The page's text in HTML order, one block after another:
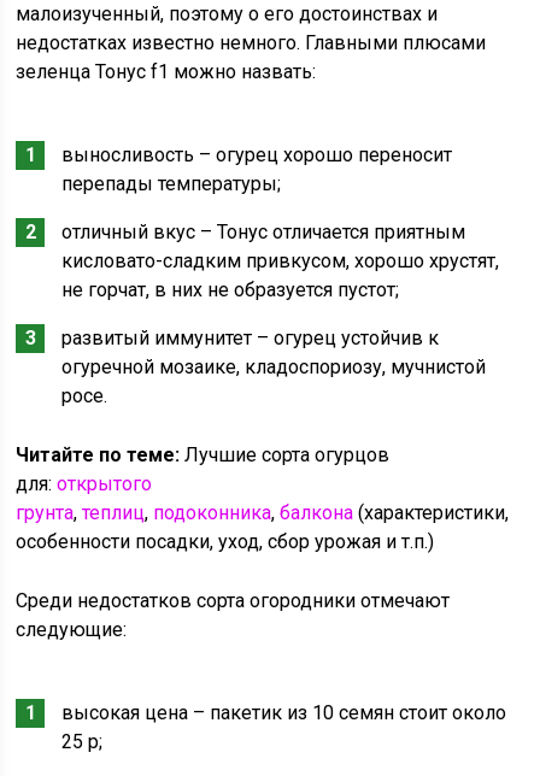
малоизученный, поэтому о его достоинствах и
недостатках известно немного. Главными плюсами
зеленца Тонус f1 можно назвать:
выносливость – огурец хорошо переносит
перепады температуры;
отличный вкус – Тонус отличается приятным
кисловато-сладким привкусом, хорошо хрустят,
не горчат, в них не образуется пустот;
развитый иммунитет – огурец устойчив к
огуречной мозаике, кладоспориозу, мучнистой
росе.
Читайте по теме:Лучшие сорта огурцов
для:открытого
грунта,теплиц, подоконника,балкона (характеристики,
особенности посадки, уход, сбор урожая и т.п.)
Среди недостатков сорта огородники отмечают
следующие:
высокая цена – пакетик из 10 семян стоит около
25 р;